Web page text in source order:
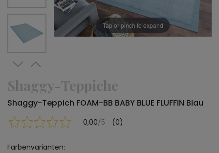
Tap or pinch to expand
Shaggy-Teppiche
Shaggy-Teppich FOAM-BB BABY BLUE FLUFFIN Blau
0,00/5 (0)
Farbenvarianten: